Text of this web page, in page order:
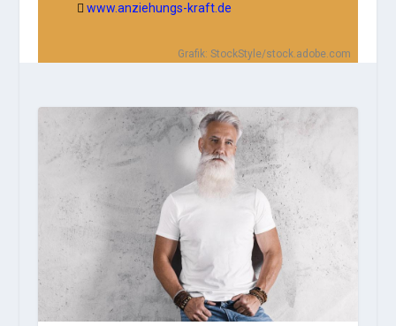
 www.anziehungs-kraft.de
Grafik: StockStyle/stock.adobe.com